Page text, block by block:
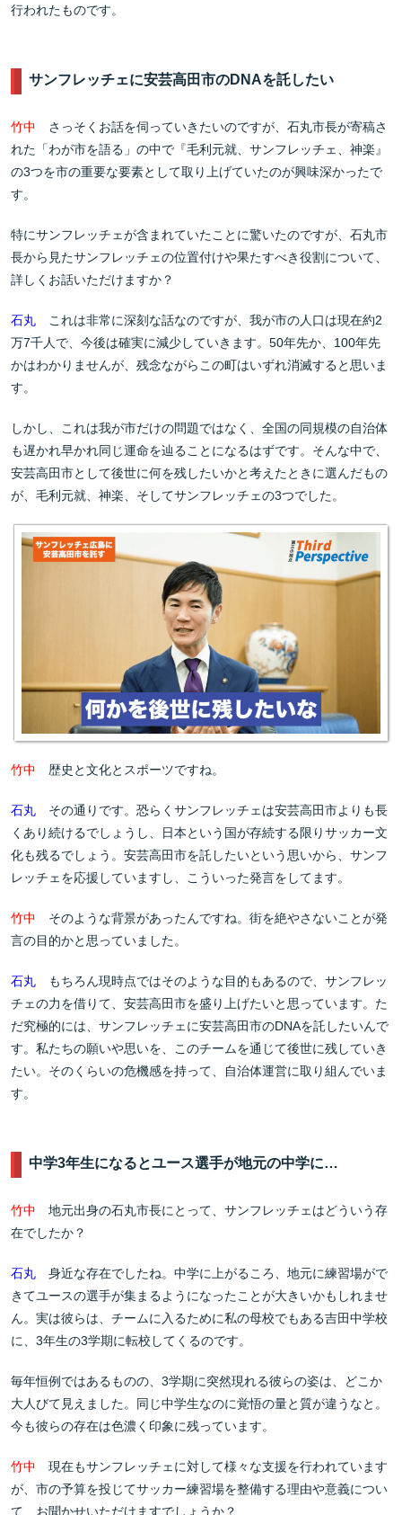
行われたものです。
サンフレッチェに安芸高田市のDNAを託したい
竹中 さっそくお話を伺っていきたいのですが、石丸市長が寄稿さ
れた「わが市を語る」の中で『毛利元就、サンフレッチェ、神楽』
の3つを市の重要な要素として取り上げていたのが興味深かったで
す。
特にサンフレッチェが含まれていたことに驚いたのですが、石丸市
長から見たサンフレッチェの位置付けや果たすべき役割について、
詳しくお話いただけますか？
石丸 これは非常に深刻な話なのですが、我が市の人口は現在約2
万7千人で、今後は確実に減少していきます。50年先か、100年先
かはわかりませんが、残念ながらこの町はいずれ消滅すると思いま
す。
しかし、これは我が市だけの問題ではなく、全国の同規模の自治体
も遅かれ早かれ同じ運命を辿ることになるはずです。そんな中で、
安芸高田市として後世に何を残したいかと考えたときに選んだもの
が、毛利元就、神楽、そしてサンフレッチェの3つでした。
竹中 歴史と文化とスポーツですね。
石丸 その通りです。恐らくサンフレッチェは安芸高田市よりも長
くあり続けるでしょうし、日本という国が存続する限りサッカー文
化も残るでしょう。安芸高田市を託したいという思いから、サンフ
レッチェを応援していますし、こういった発言をしてます。
竹中 そのような背景があったんですね。街を絶やさないことが発
言の目的かと思っていました。
石丸 もちろん現時点ではそのような目的もあるので、サンフレッ
チェの力を借りて、安芸高田市を盛り上げたいと思っています。た
だ究極的には、サンフレッチェに安芸高田市のDNAを託したいんで
す。私たちの願いや思いを、このチームを通じて後世に残していき
たい。そのくらいの危機感を持って、自治体運営に取り組んでいま
す。
中学3年生になるとユース選手が地元の中学に…
竹中 地元出身の石丸市長にとって、サンフレッチェはどういう存
在でしたか？
石丸 身近な存在でしたね。中学に上がるころ、地元に練習場がで
きてユースの選手が集まるようになったことが大きいかもしれませ
ん。実は彼らは、チームに入るために私の母校でもある吉田中学校
に、3年生の3学期に転校してくるのです。
毎年恒例ではあるものの、3学期に突然現れる彼らの姿は、どこか
大人びて見えました。同じ中学生なのに覚悟の量と質が違うなと。
今も彼らの存在は色濃く印象に残っています。
竹中 現在もサンフレッチェに対して様々な支援を行われています
が、市の予算を投じてサッカー練習場を整備する理由や意義につい
て、お聞かせいただけますでしょうか？